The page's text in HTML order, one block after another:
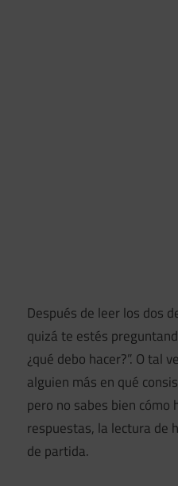
Después de leer los dos
quizá te estés
¿qué debo hacer?”. O tal
alguien más en qué
pero no sabes bien cómo
respuestas, la lectura de
de partida.